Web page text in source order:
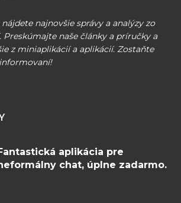
najnovšie správy a analýzy zo
naše články a príručky a
z miniaplikácií a aplikácií. Zostaňte
aplikácia pre
chat, úplne zadarmo.